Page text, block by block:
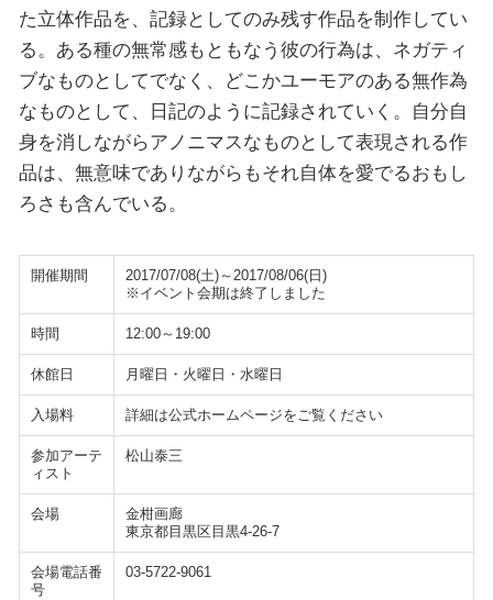
た立体作品を、記録としてのみ残す作品を制作してい
る。ある種の無常感もともなう彼の行為は、ネガティ
ブなものとしてでなく、どこかユーモアのある無作為
なものとして、日記のように記録されていく。自分自
身を消しながらアノニマスなものとして表現される作
品は、無意味でありながらもそれ自体を愛でるおもし
ろさも含んでいる。
開催期間
2017/07/08(土)～2017/08/06(日)
※イベント会期は終了しました
時間 12:00～19:00
休館日 月曜日・火曜日・水曜日
入場料 詳細は公式ホームページをご覧ください
参加アーテ
ィスト
松山泰三
会場
金柑画廊
東京都目黒区目黒4-26-7
会場電話番
号
03-5722-9061